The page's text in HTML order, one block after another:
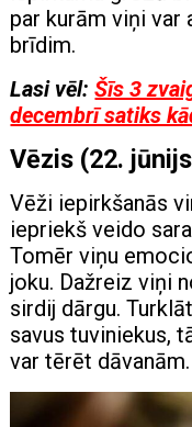
par kurām viņi var
brīdim.
Lasi vēl:Šīs 3
decembrī satiks
Vēzis (22.
Vēži iepirkšanās
iepriekš veido
Tomēr viņu
joku. Dažreiz viņi
sirdij dārgu.
savus tuviniekus,
var tērēt dāvanām.